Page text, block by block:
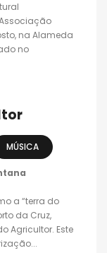
na Alameda
no
MÚSICA
a “terra do
da Cruz,
Agricultor. Este